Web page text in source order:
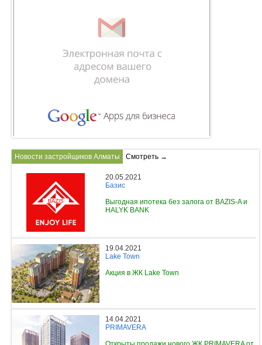
Новости застройщиков Алматы Смотреть →
20.05.2021
Базис
Выгодная ипотека без залога от BAZIS-A и
HALYK BANK
19.04.2021
Lake Town
Акция в ЖК Lake Town
14.04.2021
PRIMAVERA